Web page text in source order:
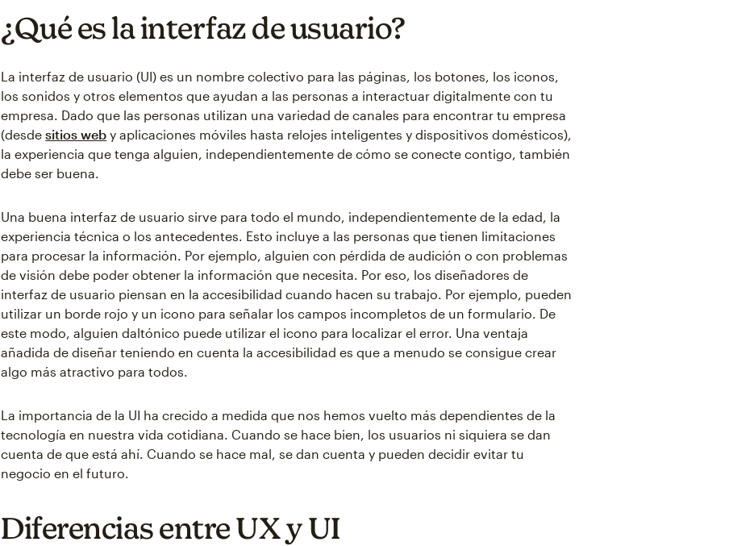
¿Qué es la interfaz de usuario?
La interfaz de usuario (UI) es un nombre colectivo para las páginas, los botones, los iconos,
los sonidos y otros elementos que ayudan a las personas a interactuar digitalmente con tu
empresa. Dado que las personas utilizan una variedad de canales para encontrar tu empresa
(desdesitios web y aplicaciones móviles hasta relojes inteligentes y dispositivos domésticos),
la experiencia que tenga alguien, independientemente de cómo se conecte contigo, también
debe ser buena.
Una buena interfaz de usuario sirve para todo el mundo, independientemente de la edad, la
experiencia técnica o los antecedentes. Esto incluye a las personas que tienen limitaciones
para procesar la información. Por ejemplo, alguien con pérdida de audición o con problemas
de visión debe poder obtener la información que necesita. Por eso, los diseñadores de
interfaz de usuario piensan en la accesibilidad cuando hacen su trabajo. Por ejemplo, pueden
utilizar un borde rojo y un icono para señalar los campos incompletos de un formulario. De
este modo, alguien daltónico puede utilizar el icono para localizar el error. Una ventaja
añadida de diseñar teniendo en cuenta la accesibilidad es que a menudo se consigue crear
algo más atractivo para todos.
La importancia de la UI ha crecido a medida que nos hemos vuelto más dependientes de la
tecnología en nuestra vida cotidiana. Cuando se hace bien, los usuarios ni siquiera se dan
cuenta de que está ahí. Cuando se hace mal, se dan cuenta y pueden decidir evitar tu
negocio en el futuro.
Diferencias entre UX y UI